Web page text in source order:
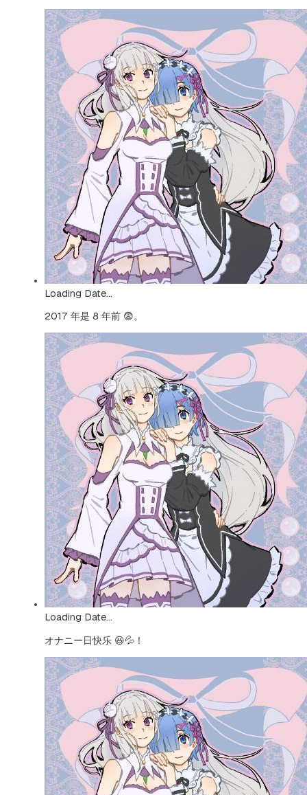
Loading Date...
2017 年是 8 年前 😨。
Loading Date...
オナニー日快乐 😆💦！